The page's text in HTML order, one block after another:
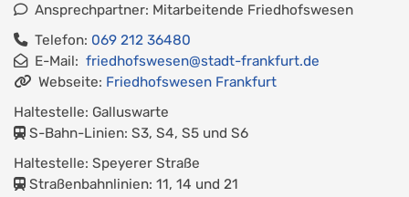
Ansprechpartner: Mitarbeitende Friedhofswesen
Telefon: 069 212 36480
E-Mail: friedhofswesen@stadt-frankfurt.de
Webseite: Friedhofswesen Frankfurt
Haltestelle: Galluswarte
S-Bahn-Linien: S3, S4, S5 und S6
Haltestelle: Speyerer Straße
Straßenbahnlinien: 11, 14 und 21